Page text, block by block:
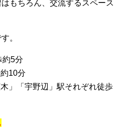
もちろん、交流するスペース
。
約5分
10分
」「宇野辺」駅それぞれ徒歩